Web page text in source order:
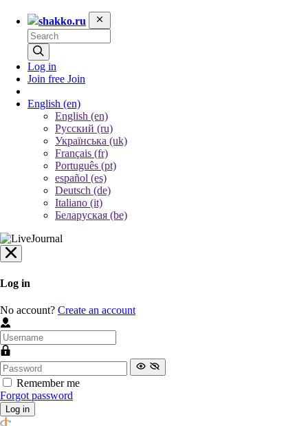
shakko.ru
Log in
Join free Join
English (en)
English (en)
Русский (ru)
Українська (uk)
Français (fr)
Português (pt)
español (es)
Deutsch (de)
Italiano (it)
Беларуская (be)
Log in
No account? Create an account
Remember me
Forgot password
Log in